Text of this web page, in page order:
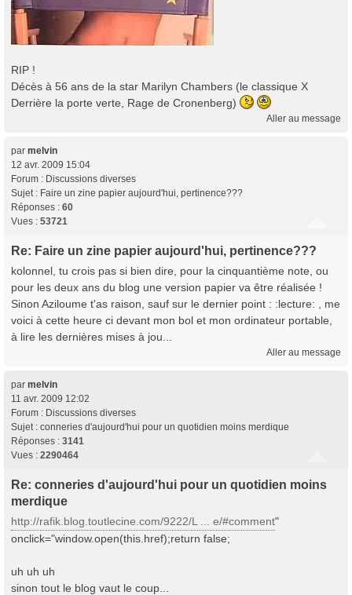
RIP !
Décès à 56 ans de la star Marilyn Chambers (le classique X
Derrière la porte verte, Rage de Cronenberg)
Aller au message
par melvin
12 avr. 2009 15:04
Forum : Discussions diverses
Sujet : Faire un zine papier aujourd'hui, pertinence???
Réponses : 60
Vues : 53721
Re: Faire un zine papier aujourd'hui, pertinence???
kolonnel, tu crois pas si bien dire, pour la cinquantième note, ou
pour les deux ans du blog une version papier va être réalisée !
Sinon Aziloume t'as raison, sauf sur le dernier point : :lecture: , me
voici à cette heure ci devant mon bol et mon ordinateur portable,
à lire les dernières mises à jou...
Aller au message
par melvin
11 avr. 2009 12:02
Forum : Discussions diverses
Sujet : conneries d'aujourd'hui pour un quotidien moins merdique
Réponses : 3141
Vues : 2290464
Re: conneries d'aujourd'hui pour un quotidien moins
merdique
http://rafik.blog.toutlecine.com/9222/L ... e/#comment"
onclick="window.open(this.href);return false;
uh uh uh
sinon tout le blog vaut le coup...